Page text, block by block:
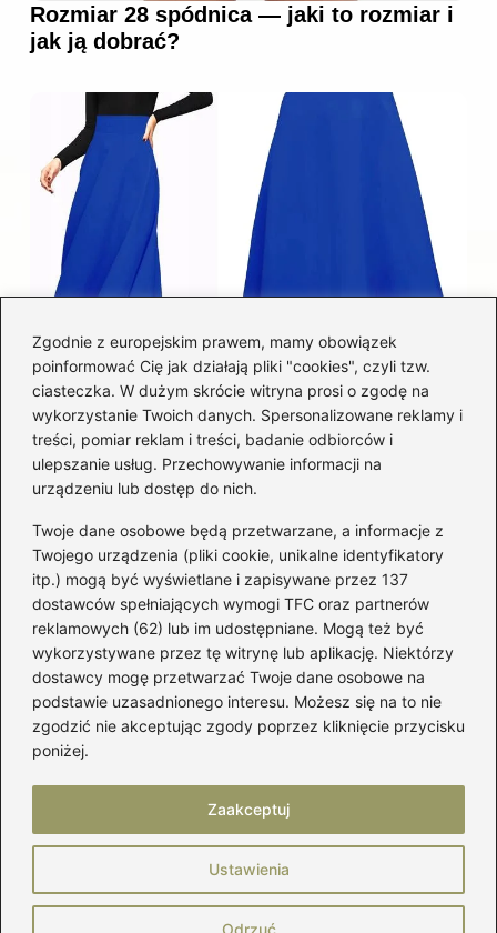
Zgodnie z europejskim prawem, mamy obowiązek
poinformować Cię jak działają pliki "cookies", czyli tzw.
ciasteczka. W dużym skrócie witryna prosi o zgodę na
wykorzystanie Twoich danych. Spersonalizowane reklamy i
treści, pomiar reklam i treści, badanie odbiorców i
ulepszanie usług. Przechowywanie informacji na
urządzeniu lub dostęp do nich.
Twoje dane osobowe będą przetwarzane, a informacje z
Twojego urządzenia (pliki cookie, unikalne identyfikatory
itp.) mogą być wyświetlane i zapisywane przez 137
dostawców spełniających wymogi TFC oraz partnerów
reklamowych (62) lub im udostępniane. Mogą też być
wykorzystywane przez tę witrynę lub aplikację. Niektórzy
dostawcy mogę przetwarzać Twoje dane osobowe na
podstawie uzasadnionego interesu. Możesz się na to nie
zgodzić nie akceptując zgody poprzez kliknięcie przycisku
poniżej.
Ustawienia
Odrzuć
Zaakceptuj
Rozmiar 28 spódnica — jaki to rozmiar i
jak ją dobrać?
Łatwy sposób jak skrócić spódnicę z
półkoła w domu
Kategorie
Akcesoria(29)
Buty(221)
Dodatki(59)
Dziecko(100)
Kobieta(39)
Moda(109)
Styl(2)
Copyright © 2026 MójBut.pl
Prywatność
Zasady użytkowania
Napisz do nas